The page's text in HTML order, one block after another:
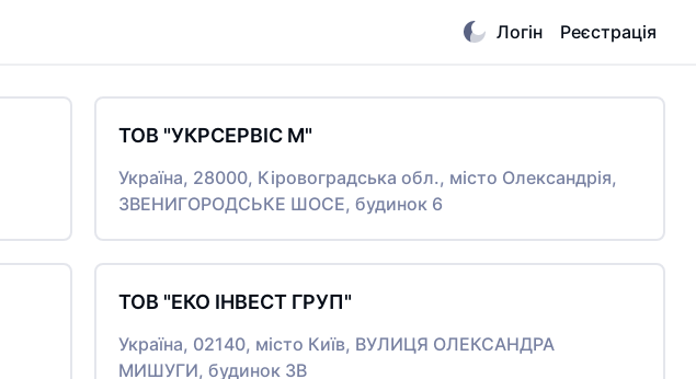
Логін Реєстрація
ТОВ "УКРСЕРВІС М"
Україна, 28000, Кіровоградська обл., місто Олександрія,
ЗВЕНИГОРОДСЬКЕ ШОСЕ, будинок 6
ТОВ "ЕКО ІНВЕСТ ГРУП"
Україна, 02140, місто Київ, ВУЛИЦЯ ОЛЕКСАНДРА
МИШУГИ, будинок 3В